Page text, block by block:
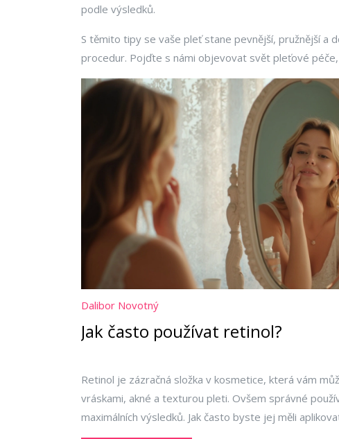
podle výsledků.
S těmito tipy se vaše pleť stane pevnější, pružnější a
procedur. Pojďte s námi objevovat svět pleťové
Dalibor Novotný
Jak často používat retinol?
Retinol je zázračná složka v kosmetice, která vám
vráskami, akné a texturou pleti. Ovšem správné
maximálních výsledků. Jak často byste jej měli
pomalu a postupně navyšovat frekvenci. Tento článek